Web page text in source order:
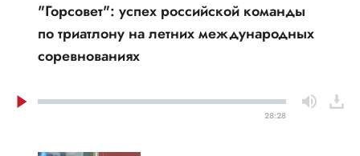
"Горсовет": успех российской команды
по триатлону на летних международных
соревнованиях
28:28